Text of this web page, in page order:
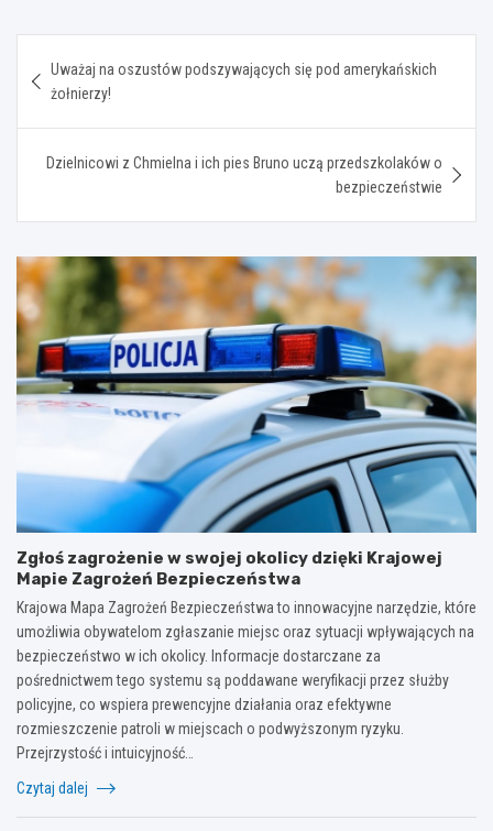
wpisu
Uważaj na oszustów podszywających się pod amerykańskich
żołnierzy!
Dzielnicowi z Chmielna i ich pies Bruno uczą przedszkolaków o
bezpieczeństwie
Zgłoś zagrożenie w swojej okolicy dzięki Krajowej
Mapie Zagrożeń Bezpieczeństwa
Krajowa Mapa Zagrożeń Bezpieczeństwa to innowacyjne narzędzie, które
umożliwia obywatelom zgłaszanie miejsc oraz sytuacji wpływających na
bezpieczeństwo w ich okolicy. Informacje dostarczane za
pośrednictwem tego systemu są poddawane weryfikacji przez służby
policyjne, co wspiera prewencyjne działania oraz efektywne
rozmieszczenie patroli w miejscach o podwyższonym ryzyku.
Przejrzystość i intuicyjność…
Czytaj dalej